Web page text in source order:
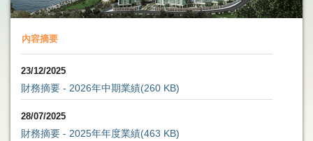
內容摘要
23/12/2025
財務摘要 - 2026年中期業績(260 KB)
28/07/2025
財務摘要 - 2025年年度業績(463 KB)